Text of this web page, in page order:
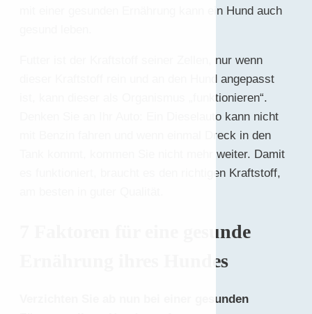
mit einer gesunden Ernährung kann ein Hund auch
Futter ist der Kraftstoff seiner Zellen, nur wenn
dieser Kraftstoff rein und an den Hund angepasst
ist, kann dieser als Organismus „funktionieren“.
Denken Sie an Ihr Auto: Ein Dieselauto kann nicht
mit Benzin fahren und wenn einmal Dreck in den
Tank kommt, kommen Sie nicht mehr weiter. Damit
es funktioniert, braucht es den richtigen Kraftstoff,
7 Faktoren für eine gesunde
Ernährung ihres Hundes
Verzichten Sie ab nun bei einer gesunden